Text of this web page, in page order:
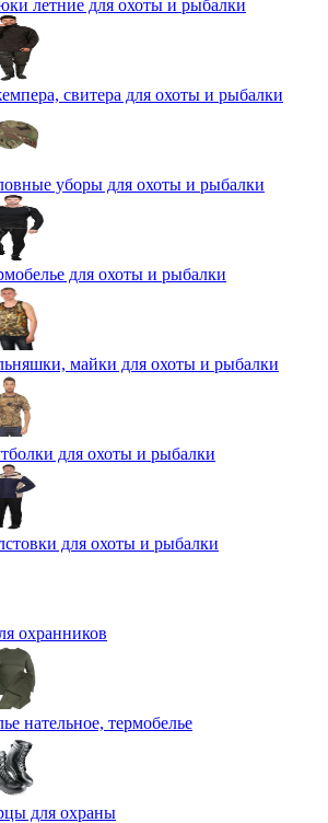
летние для охоты и рыбалки
свитера для охоты и рыбалки
уборы для охоты и рыбалки
для охоты и рыбалки
майки для охоты и рыбалки
для охоты и рыбалки
для охоты и рыбалки
охранников
нательное, термобелье
для охраны